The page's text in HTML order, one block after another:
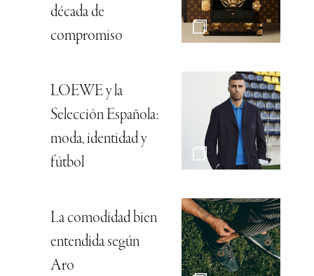
década de
compromiso
LOEWE y la
Selección Española:
moda, identidad y
fútbol
La comodidad bien
entendida según
Aro